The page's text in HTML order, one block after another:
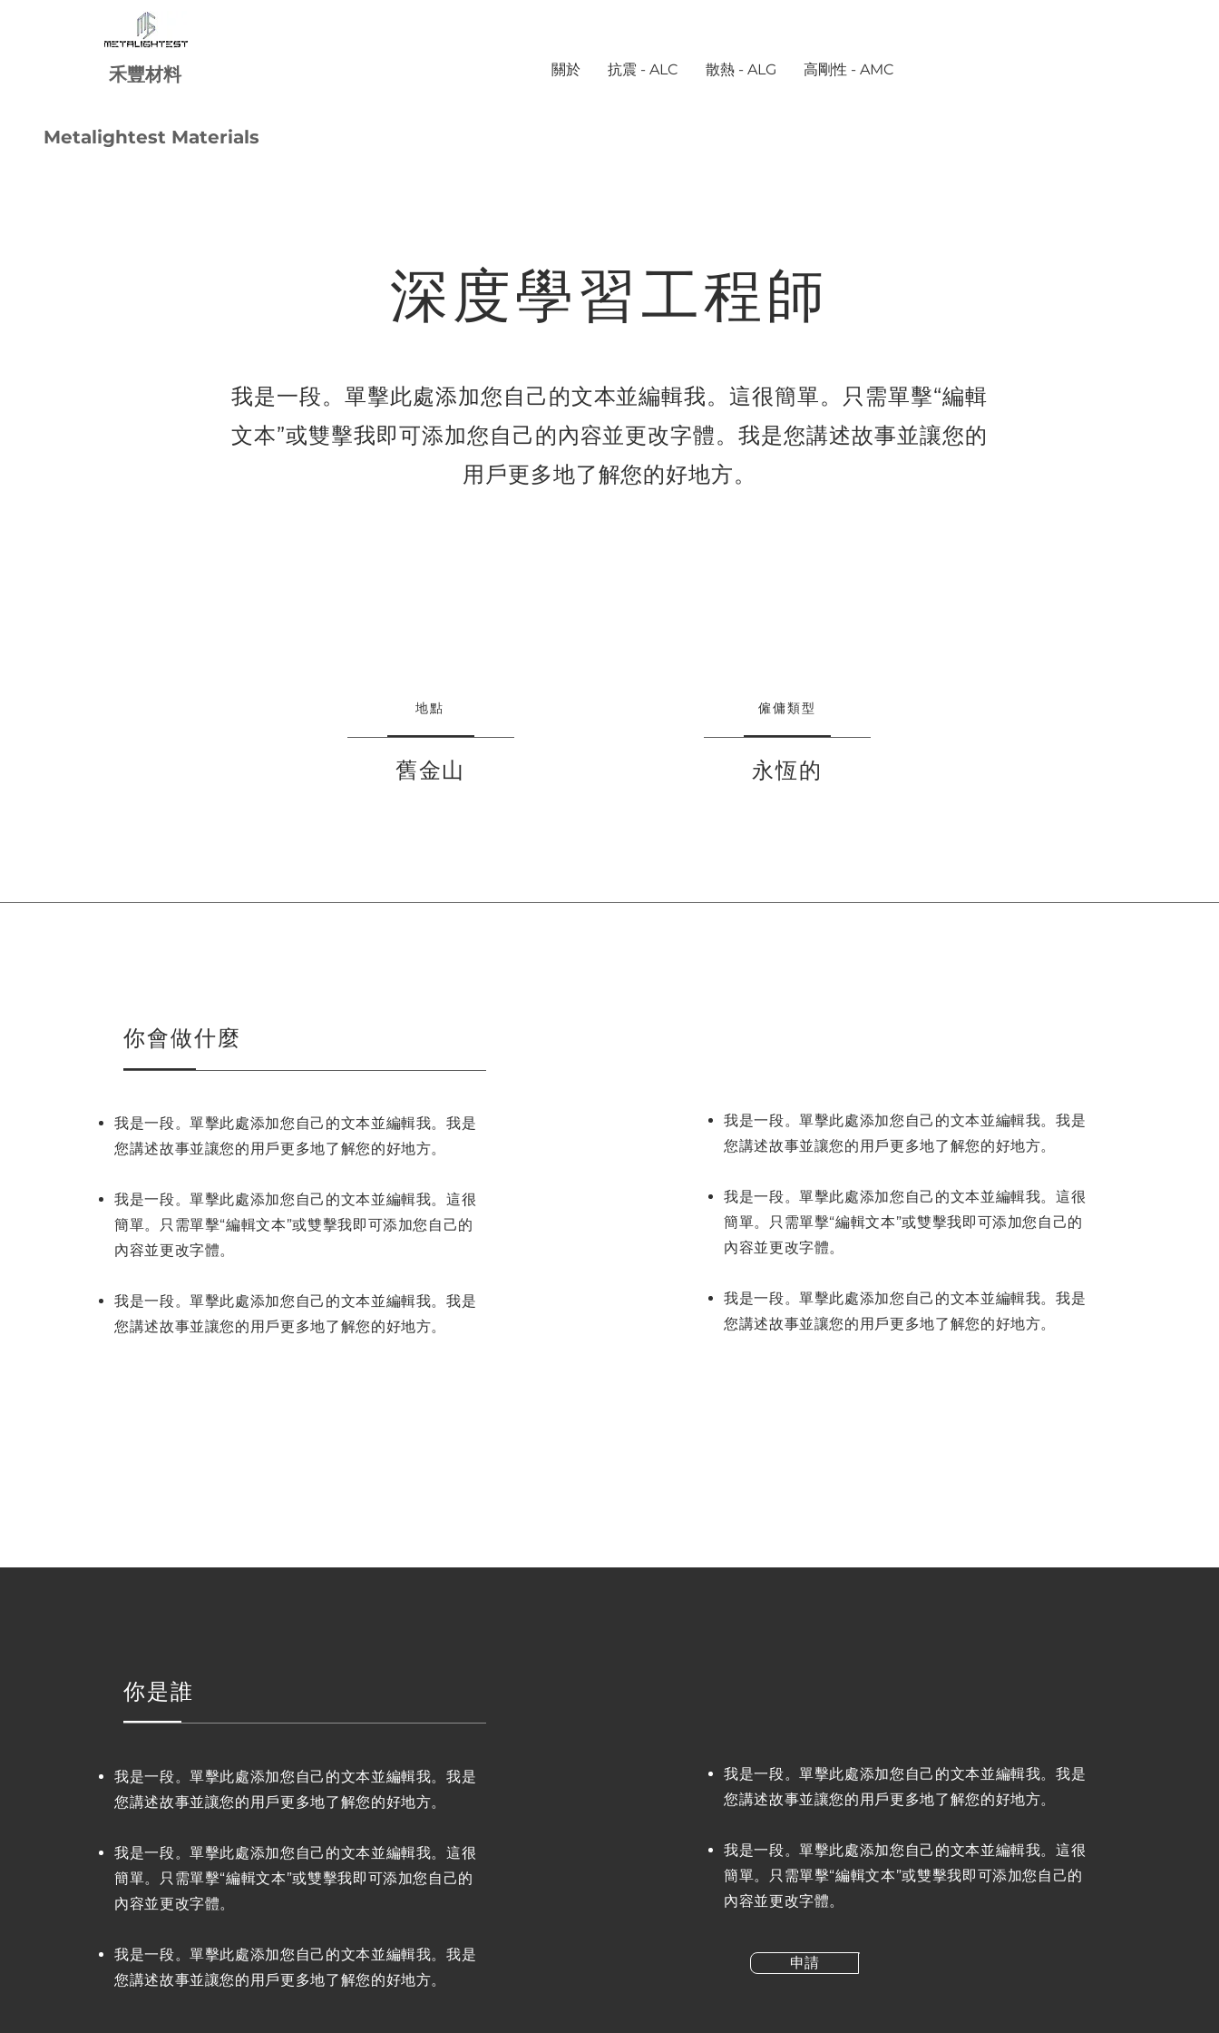
禾豐材料 關於 抗震 - ALC 散熱 - ALG 高剛性 - AMC
Metalightest Materials
深度學習工程師
我是一段。單擊此處添加您自己的文本並編輯我。這很簡單。只需單擊“編輯
文本”或雙擊我即可添加您自己的內容並更改字體。我是您講述故事並讓您的
用戶更多地了解您的好地方。
地點
舊金山
僱傭類型
永恆的
你會做什麼
我是一段。單擊此處添加您自己的文本並編輯我。我是
您講述故事並讓您的用戶更多地了解您的好地方。
我是一段。單擊此處添加您自己的文本並編輯我。這很
簡單。只需單擊“編輯文本”或雙擊我即可添加您自己的
內容並更改字體。
我是一段。單擊此處添加您自己的文本並編輯我。我是
您講述故事並讓您的用戶更多地了解您的好地方。
我是一段。單擊此處添加您自己的文本並編輯我。我是
您講述故事並讓您的用戶更多地了解您的好地方。
我是一段。單擊此處添加您自己的文本並編輯我。這很
簡單。只需單擊“編輯文本”或雙擊我即可添加您自己的
內容並更改字體。
我是一段。單擊此處添加您自己的文本並編輯我。我是
您講述故事並讓您的用戶更多地了解您的好地方。
你是誰
我是一段。單擊此處添加您自己的文本並編輯我。我是
您講述故事並讓您的用戶更多地了解您的好地方。
我是一段。單擊此處添加您自己的文本並編輯我。這很
簡單。只需單擊“編輯文本”或雙擊我即可添加您自己的
內容並更改字體。
我是一段。單擊此處添加您自己的文本並編輯我。我是
您講述故事並讓您的用戶更多地了解您的好地方。
我是一段。單擊此處添加您自己的文本並編輯我。我是
您講述故事並讓您的用戶更多地了解您的好地方。
我是一段。單擊此處添加您自己的文本並編輯我。這很
簡單。只需單擊“編輯文本”或雙擊我即可添加您自己的
內容並更改字體。
申請